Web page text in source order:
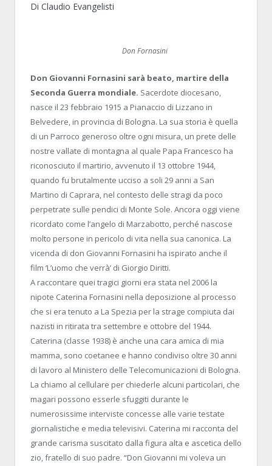
Di Claudio Evangelisti
Don Fornasini
Don Giovanni Fornasini sarà beato, martire della
Seconda Guerra mondiale. Sacerdote diocesano,
nasce il 23 febbraio 1915 a Pianaccio di Lizzano in
Belvedere, in provincia di Bologna. La sua storia è quella
di un Parroco generoso oltre ogni misura, un prete delle
nostre vallate di montagna al quale Papa Francesco ha
riconosciuto il martirio, avvenuto il 13 ottobre 1944,
quando fu brutalmente ucciso a soli 29 anni a San
Martino di Caprara, nel contesto delle stragi da poco
perpetrate sulle pendici di Monte Sole. Ancora oggi viene
ricordato come l’angelo di Marzabotto, perché nascose
molto persone in pericolo di vita nella sua canonica. La
vicenda di don Giovanni Fornasini ha ispirato anche il
film ‘L’uomo che verrà’ di Giorgio Diritti.
A raccontare quei tragici giorni era stata nel 2006 la
nipote Caterina Fornasini nella deposizione al processo
che si era tenuto a La Spezia per la strage compiuta dai
nazisti in ritirata tra settembre e ottobre del 1944.
Caterina (classe 1938) è anche una cara amica di mia
mamma, sono coetanee e hanno condiviso oltre 30 anni
di lavoro al Ministero delle Telecomunicazioni di Bologna.
La chiamo al cellulare per chiederle alcuni particolari, che
magari possono esserle sfuggiti durante le
numerosissime interviste concesse alle varie testate
giornalistiche e media televisivi. Caterina mi racconta del
grande carisma suscitato dalla figura alta e ascetica dello
zio, fratello di suo padre. “Don Giovanni mi voleva un